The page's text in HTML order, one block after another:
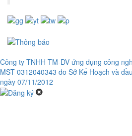
1,150,000 đ
Lắp đặt trọn bộ 1 Camera KBONE 2.0MP
Camera An Ninh Không Thấm Nước
1,957,000 đ
Camera IP không dây hồng ngoại 2.0
Công ty TNHH TM-DV ứng dụng công
MST 0312040343 do Sở Kế Hoạch và
ngày 07/11/2012